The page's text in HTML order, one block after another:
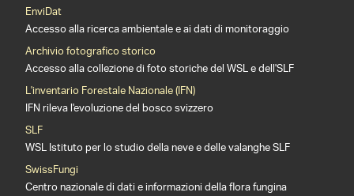
EnviDat
Accesso alla ricerca ambientale e ai dati di monitoraggio
Archivio fotografico storico
Accesso alla collezione di foto storiche del WSL e dell'SLF
L'inventario Forestale Nazionale (IFN)
IFN rileva l'evoluzione del bosco svizzero
SLF
WSL Istituto per lo studio della neve e delle valanghe SLF
SwissFungi
Centro nazionale di dati e informazioni della flora fungina